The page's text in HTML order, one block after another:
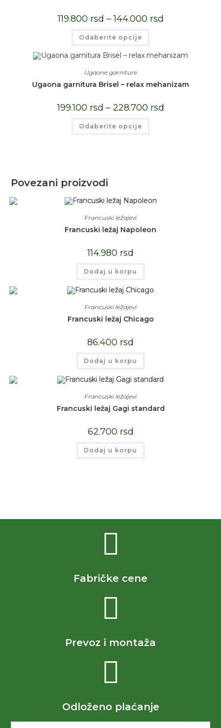
119.800 rsd – 144.000 rsd
Odaberite opcije
Ugaone garniture
Ugaona garnitura Brisel – relax mehanizam
199.100 rsd – 228.700 rsd
Odaberite opcije
Povezani proizvodi
Francuski ležajevi
Francuski ležaj Napoleon
114.980 rsd
Dodaj u korpu
Francuski ležajevi
Francuski ležaj Chicago
86.400 rsd
Dodaj u korpu
Francuski ležajevi
Francuski ležaj Gagi standard
62.700 rsd
Dodaj u korpu
Fabričke cene
Prevoz i montaža
Odloženo plaćanje